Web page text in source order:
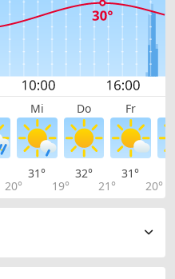
Mi Do Fr
20°
31°
19°
32°
21°
31°
20°